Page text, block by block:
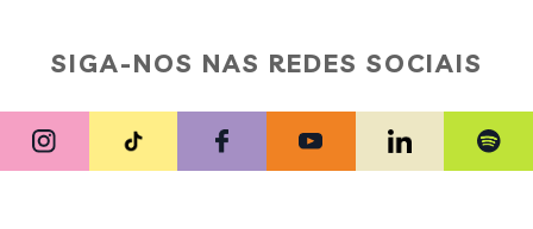
SIGA-NOS NAS REDES SOCIAIS